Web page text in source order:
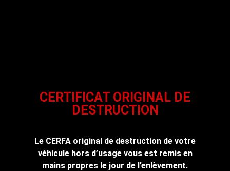
CERTIFICAT ORIGINAL DE
DESTRUCTION
Le CERFA original de destruction de votre
véhicule hors d’usage vous est remis en
mains propres le jour de l’enlèvement.